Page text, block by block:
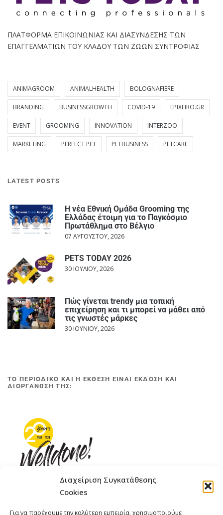
Διαχείριση Συγκατάθεσης
Cookies
Για να παρέχουμε την καλύτερη εμπειρία, χρησιμοποιούμε
ΠΛΑΤΦΟΡΜΑ ΕΠΙΚΟΙΝΩΝΙΑΣ ΚΑΙ ΔΙΑΣΥΝΔΕΣΗΣ ΤΩΝ
ΕΠΑΓΓΕΛΜΑΤΙΩΝ ΤΟΥ ΚΛΑΔΟΥ ΤΩΝ ΖΩΩΝ ΣΥΝΤΡΟΦΙΑΣ
ANIMAGROOM ANIMALHEALTH BOLOGNAFIERE
BRANDING BUSINESSGROWTH COVID-19 EPIXEIRO.GR
EVENT GROOMING INNOVATION INTERZOO
MARKETING PERFECT PET PETBUSINESS PETCARE
LATEST POSTS
Η νέα Εθνική Ομάδα Grooming της
Ελλάδας έτοιμη για το Παγκόσμιο
Πρωτάθλημα στο Βέλγιο
07 ΑΥΓΟΎΣΤΟΥ, 2026
PETS TODAY 2026
30 ΙΟΥΛΊΟΥ, 2026
Πώς γίνεται trendy μια τοπική
επιχείρηση και τι μπορεί να μάθει από
τις γνωστές μάρκες
30 ΙΟΥΝΊΟΥ, 2026
ΤΟ ΠΕΡΙΟΔΙΚΟ ΚΑΙ Η ΕΚΘΕΣΗ ΕΙΝΑΙ ΕΚΔΟΣΗ ΚΑΙ
ΔΙΟΡΓΑΝΩΣΗ ΤΗΣ: